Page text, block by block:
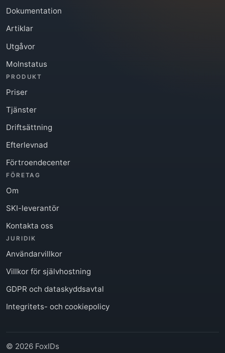
Dokumentation
Artiklar
Utgåvor
Molnstatus
PRODUKT
Priser
Tjänster
Driftsättning
Efterlevnad
Förtroendecenter
FÖRETAG
Om
SKI-leverantör
Kontakta oss
JURIDIK
Användarvillkor
Villkor för självhostning
GDPR och dataskyddsavtal
Integritets- och cookiepolicy
© 2026 FoxIDs